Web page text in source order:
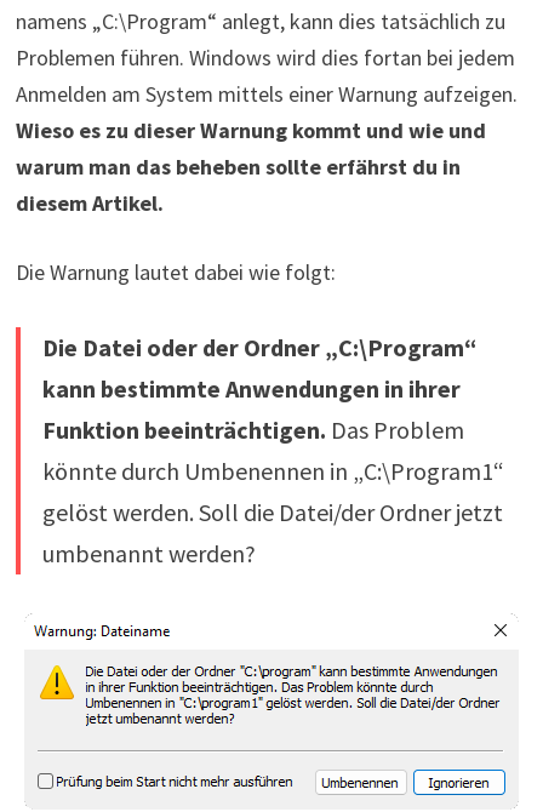
namens „C:\Program“ anlegt, kann dies tatsächlich zu
Problemen führen. Windows wird dies fortan bei jedem
Anmelden am System mittels einer Warnung aufzeigen.
Wieso es zu dieser Warnung kommt und wie und
warum man das beheben sollte erfährst du in
diesem Artikel.
Die Warnung lautet dabei wie folgt:
Die Datei oder der Ordner „C:\Program“
kann bestimmte Anwendungen in ihrer
Funktion beeinträchtigen. Das Problem
könnte durch Umbenennen in „C:\Program1“
gelöst werden. Soll die Datei/der Ordner jetzt
umbenannt werden?